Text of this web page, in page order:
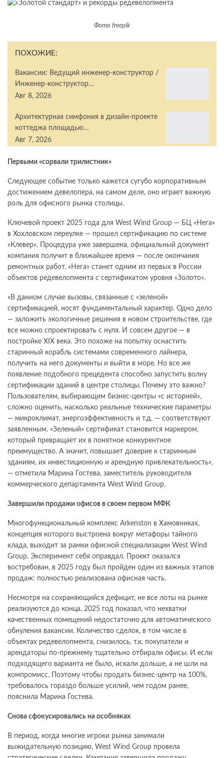
Фото freepik
ПОХОЖИЕ:
Вакансии: Ведущий инженер-конструктор /
Инженер-конструктор…
Авг 8, 2026
Архитектурная симфония в дизайн-проекте
коттеджа площадью…
Авг 7, 2026
Первыми «сорвали трилистник»
Следующее событие только кажется сугубо корпоративным
достижением девелопера, на самом деле, оно играет важную
роль для офисного рынка столицы.
Ключевой проект 2025 года для West Wind Group — БЦ «Нега»
в Хохловском переулке — прошел сертификацию по системе
«Клевер». Процедура уже завершена, официальный документ
компания получит в ближайшее время — после окончания
ремонтных работ. «Нега» станет одним из первых в России
объектов редевелопмента с сертификатом уровня «Золото».
«В данном случае вызовы, связанные с «зеленой»
сертификацией, носят фундаментальный характер. Одно дело
— заложить экологичные решения в новом строительстве, где
все можно спроектировать с нуля. И совсем другое — в
постройке ХIX века. Это похоже на попытку оснастить
старинный корабль системами современного лайнера,
получить на него документы и выйти в море. Но все же
появление подобного прецедента способно запустить волну
сертификации зданий в центре столицы. Почему это важно?
Пользователям, выбирающим бизнес-центры «с историей»,
сложно оценить, насколько реальные технические параметры
— микроклимат, энергоэффективность и т.д. — соответствуют
заявленным. «Зеленый» сертификат становится маркером,
который превращает их в понятное конкурентное
преимущество. А значит, повышает доверие к старинным
зданиям, их инвестиционную и арендную привлекательность»,
— отметила Марина Гостева, заместитель руководителя
коммерческого департамента West Wind Group.
Завершили продажи офисов в своем первом МФК
Многофункциональный комплекс Arkenston в Хамовниках,
концепция которого выстроена вокруг метафоры тайного
клада, выходит за рамки офисной специализации West Wind
Group. Эксперимент себя оправдал. Проект оказался
востребован, в 2025 году был пройден один из важных этапов
продаж: полностью реализована офисная часть.
Несмотря на сохраняющийся дефицит, не все лоты на рынке
реализуются до конца. 2025 год показал, что нехватки
качественных помещений недостаточно для автоматического
обнуления вакансии. Количество сделок, в том числе в
объектах редевелопмента, снизилось, т.к. покупатели и
арендаторы по-прежнему тщательно отбирали офисы. И если
подходящего варианта не было, искали дольше, а не шли на
компромисс. Поэтому чтобы продать бизнес-центр на 100%,
требовалось гораздо больше усилий, чем годом ранее,
пояснила Марина Гостева.
Снова сфокусировались на особняках
В период, когда многие игроки рынка занимали
выжидательную позицию, West Wind Group провела